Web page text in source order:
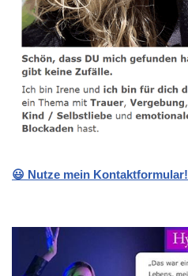
😃 Nutze mein Kontaktformular!